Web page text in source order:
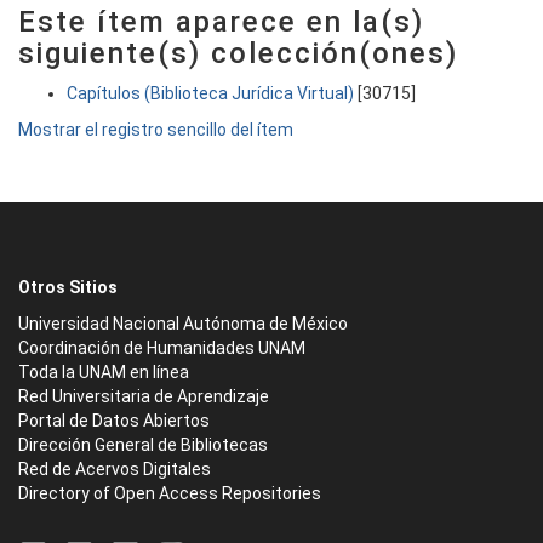
Este ítem aparece en la(s)
siguiente(s) colección(ones)
Capítulos (Biblioteca Jurídica Virtual) [30715]
Mostrar el registro sencillo del ítem
Otros Sitios
Universidad Nacional Autónoma de México
Coordinación de Humanidades UNAM
Toda la UNAM en línea
Red Universitaria de Aprendizaje
Portal de Datos Abiertos
Dirección General de Bibliotecas
Red de Acervos Digitales
Directory of Open Access Repositories